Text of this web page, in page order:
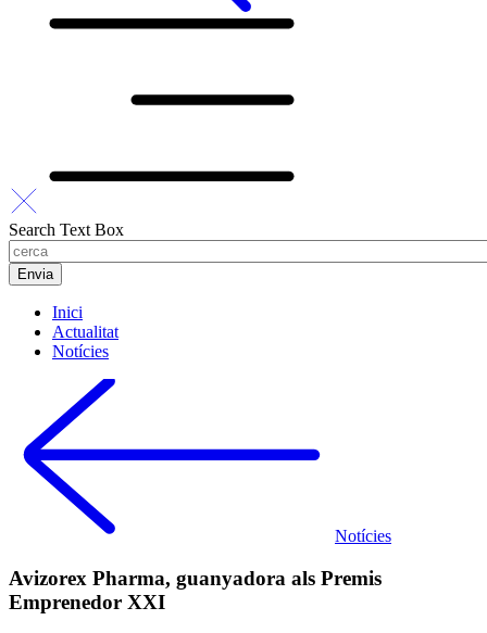
Search Text Box
Inici
Actualitat
Notícies
Notícies
Avizorex Pharma, guanyadora als Premis
Emprenedor XXI